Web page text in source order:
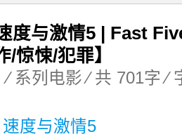
移民三年，一个穷人在美国
度与激情5 | Fast
/惊悚/犯罪】
⁄ 系列电影⁄ 共 701字 ⁄